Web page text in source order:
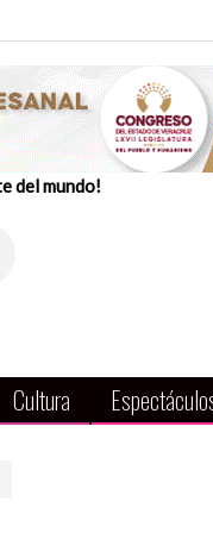
del mundo!
Cultura